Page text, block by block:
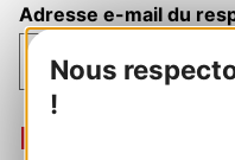
Nous
!
Adresse e-mail du
Direction